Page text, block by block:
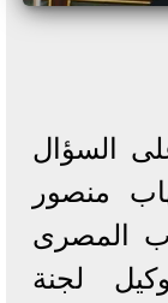
السؤال
منصور
المصرى
لجنة